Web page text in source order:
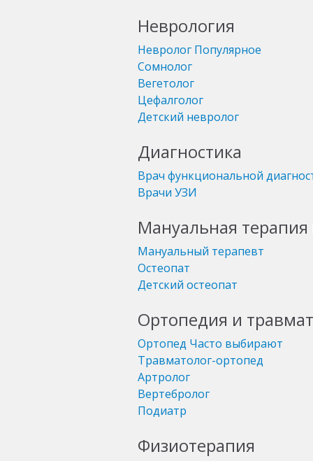
Неврология
Невролог Популярное
Сомнолог
Вегетолог
Цефалголог
Детский невролог
Диагностика
Врач функциональной
Врачи УЗИ
Мануальная терапия
Мануальный терапевт
Остеопат
Детский остеопат
Ортопедия и
Ортопед Часто выбирают
Травматолог-ортопед
Артролог
Вертебролог
Подиатр
Физиотерапия